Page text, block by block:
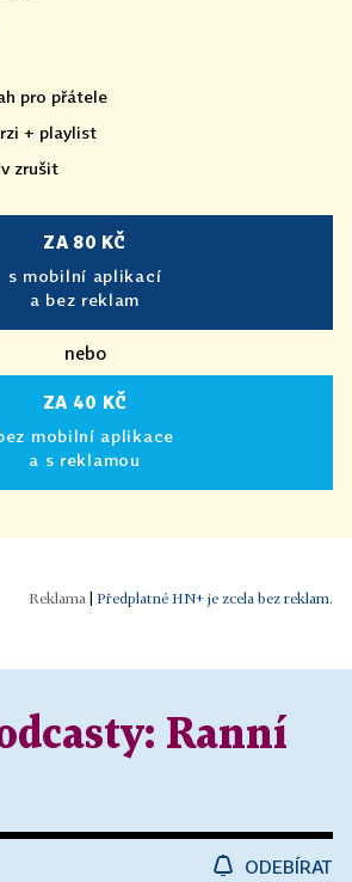
pro přátele
+ playlist
zrušit
ZA 80 KČ
s mobilní aplikací
a bez reklam
nebo
ZA 40 KČ
mobilní aplikace
a s reklamou
Předplatné HN+ je zcela bez reklam.
Ranní
ODEBÍRAT